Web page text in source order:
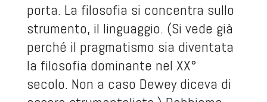
porta. La filosofia si concentra sullo
strumento, il linguaggio. (Si vede già
perché il pragmatismo sia diventata
la filosofia dominante nel XX°
secolo. Non a caso Dewey diceva di